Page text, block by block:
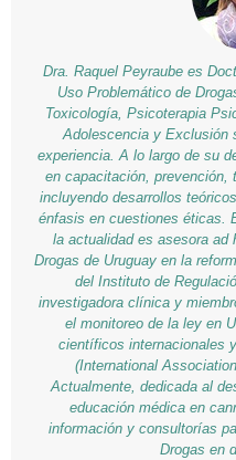
Dra. Raquel Peyraube es
Uso Problemático de
Toxicología, Psicoterapia
Adolescencia y Exclusión
experiencia. A lo largo de su
en capacitación, prevención,
incluyendo desarrollos
énfasis en cuestiones éticas.
la actualidad es asesora ad
Drogas de Uruguay en la
del Instituto de
investigadora clínica y
el monitoreo de la ley en
científicos internacionales
(International
Actualmente, dedicada al
educación médica en
información y consultorías
Drogas en